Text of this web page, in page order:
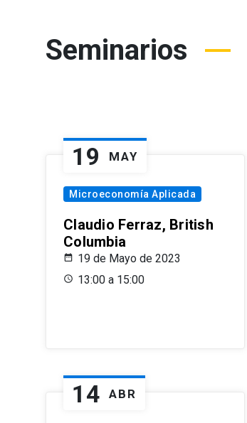
Seminarios
19 MAY
Microeconomía Aplicada
Claudio Ferraz, British
Columbia
19 de Mayo de 2023
13:00 a 15:00
14 ABR